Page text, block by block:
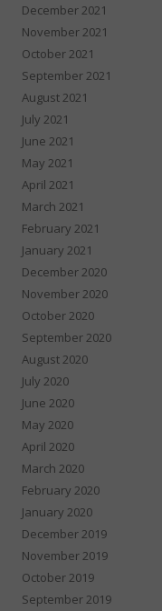
December 2021
November 2021
October 2021
September 2021
August 2021
July 2021
June 2021
May 2021
April 2021
March 2021
February 2021
January 2021
December 2020
November 2020
October 2020
September 2020
August 2020
July 2020
June 2020
May 2020
April 2020
March 2020
February 2020
January 2020
December 2019
November 2019
October 2019
September 2019